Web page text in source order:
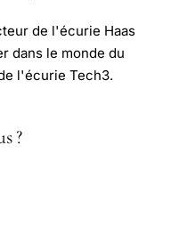
de l'écurie Haas
dans le monde du
l'écurie Tech3.
?